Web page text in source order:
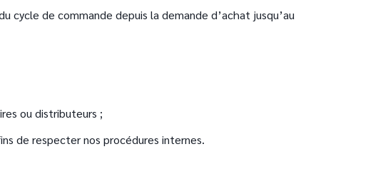
de commande depuis la demande d’achat jusqu’au
ou distributeurs ;
de respecter nos procédures internes.